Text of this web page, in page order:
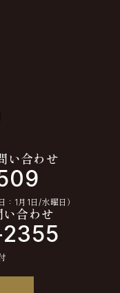
い合わせ
1月1日/水曜日）
合わせ